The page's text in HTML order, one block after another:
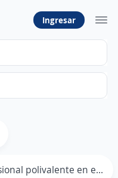
Ingresar
La importancia de ser profesional polivalente en el mercado laboral actual